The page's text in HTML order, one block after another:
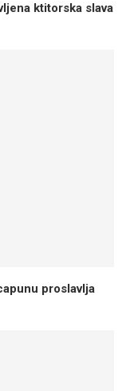
ktitorska slava
proslavlja